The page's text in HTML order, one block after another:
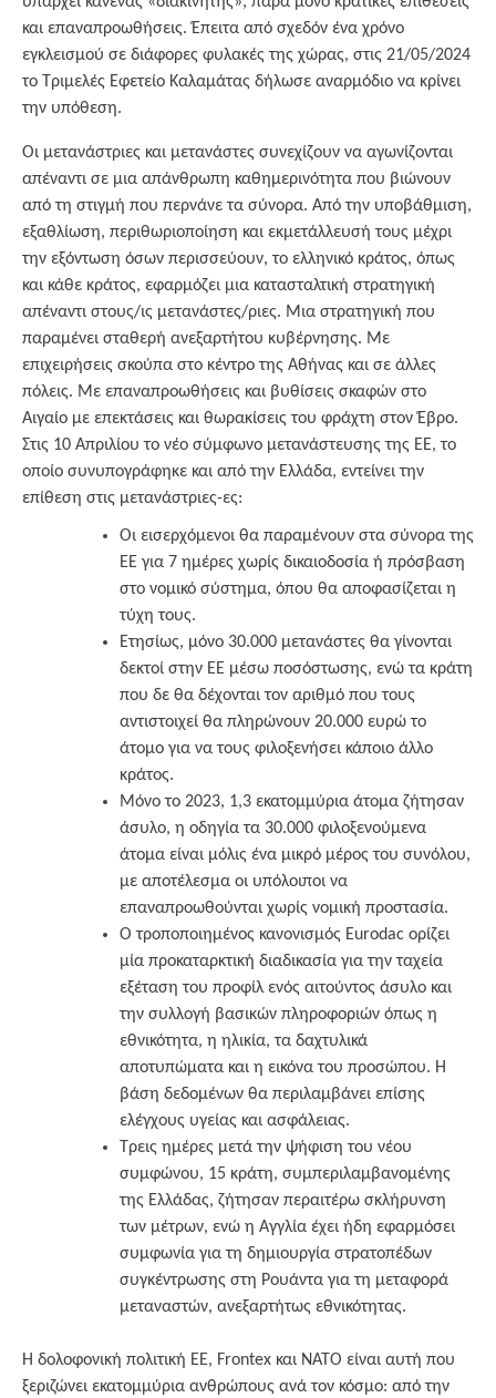
και επαναπροωθήσεις. Έπειτα από σχεδόν ένα χρόνο
εγκλεισμού σε διάφορες φυλακές της χώρας, στις 21/05/2024
το Τριμελές Εφετείο Καλαμάτας δήλωσε αναρμόδιο να κρίνει
την υπόθεση.
Οι μετανάστριες και μετανάστες συνεχίζουν να αγωνίζονται
απέναντι σε μια απάνθρωπη καθημερινότητα που βιώνουν
από τη στιγμή που περνάνε τα σύνορα. Από την υποβάθμιση,
εξαθλίωση, περιθωριοποίηση και εκμετάλλευσή τους μέχρι
την εξόντωση όσων περισσεύουν, το ελληνικό κράτος, όπως
και κάθε κράτος, εφαρμόζει μια κατασταλτική στρατηγική
απέναντι στους/ις μετανάστες/ριες. Μια στρατηγική που
παραμένει σταθερή ανεξαρτήτου κυβέρνησης. Με
επιχειρήσεις σκούπα στο κέντρο της Αθήνας και σε άλλες
πόλεις. Με επαναπροωθήσεις και βυθίσεις σκαφών στο
Αιγαίο με επεκτάσεις και θωρακίσεις του φράχτη στον Έβρο.
Στις 10 Απριλίου το νέο σύμφωνο μετανάστευσης της ΕΕ, το
οποίο συνυπογράφηκε και από την Ελλάδα, εντείνει την
επίθεση στις μετανάστριες-ες:
Οι εισερχόμενοι θα παραμένουν στα σύνορα της
ΕΕ για 7 ημέρες χωρίς δικαιοδοσία ή πρόσβαση
στο νομικό σύστημα, όπου θα αποφασίζεται η
τύχη τους.
Ετησίως, μόνο 30.000 μετανάστες θα γίνονται
δεκτοί στην ΕΕ μέσω ποσόστωσης, ενώ τα κράτη
που δε θα δέχονται τον αριθμό που τους
αντιστοιχεί θα πληρώνουν 20.000 ευρώ το
άτομο για να τους φιλοξενήσει κάποιο άλλο
κράτος.
Μόνο το 2023, 1,3 εκατομμύρια άτομα ζήτησαν
άσυλο, η οδηγία τα 30.000 φιλοξενούμενα
άτομα είναι μόλις ένα μικρό μέρος του συνόλου,
με αποτέλεσμα οι υπόλοιποι να
επαναπροωθούνται χωρίς νομική προστασία.
Ο τροποποιημένος κανονισμός Eurodac ορίζει
μία προκαταρκτική διαδικασία για την ταχεία
εξέταση του προφίλ ενός αιτούντος άσυλο και
την συλλογή βασικών πληροφοριών όπως η
εθνικότητα, η ηλικία, τα δαχτυλικά
αποτυπώματα και η εικόνα του προσώπου. Η
βάση δεδομένων θα περιλαμβάνει επίσης
ελέγχους υγείας και ασφάλειας.
Τρεις ημέρες μετά την ψήφιση του νέου
συμφώνου, 15 κράτη, συμπεριλαμβανομένης
της Ελλάδας, ζήτησαν περαιτέρω σκλήρυνση
των μέτρων, ενώ η Αγγλία έχει ήδη εφαρμόσει
συμφωνία για τη δημιουργία στρατοπέδων
συγκέντρωσης στη Ρουάντα για τη μεταφορά
μεταναστών, ανεξαρτήτως εθνικότητας.
Η δολοφονική πολιτική ΕΕ, Frontex και ΝΑΤΟ είναι αυτή που
ξεριζώνει εκατομμύρια ανθρώπους ανά τον κόσμο: από την